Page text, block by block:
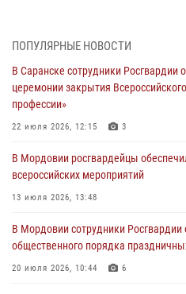
06 августа 2026, 08:14 9
В Саранске сотрудники Росгвардии
повредившего имущество в кафе
06 августа 2026, 07:03
незамедлительно
05 августа 2026, 15:04
подозреваемого в причинении
05 августа 2026, 12:34
ПОПУЛЯРНЫЕ НОВОСТИ
В Саранске сотрудники Росгвардии
церемонии закрытия
профессии»
22 июля 2026, 12:15 3
В Мордовии росгвардейцы
всероссийских мероприятий
13 июля 2026, 13:48
В Мордовии сотрудники Росгвардии
общественного порядка
20 июля 2026, 10:44 6